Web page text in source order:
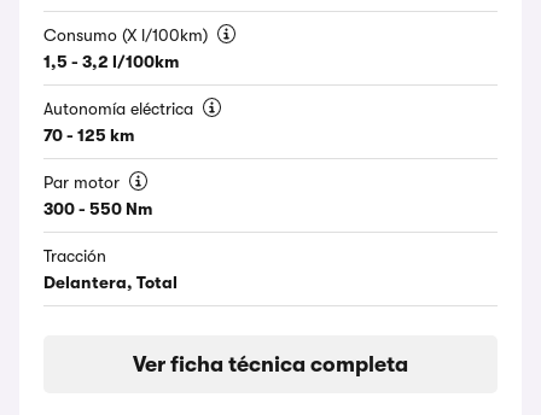
Consumo (X l/100km)
1,5 - 3,2 l/100km
Autonomía eléctrica
70 - 125 km
Par motor
300 - 550 Nm
Tracción
Delantera, Total
Ver ficha técnica completa